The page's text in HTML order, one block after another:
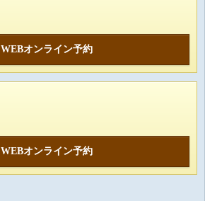
WEBオンライン予約
WEBオンライン予約